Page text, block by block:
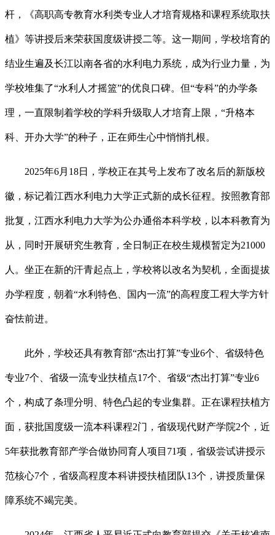
杆，《高职高专教育水利类专业人才培育规格和课程系统取扶
植》等讲授后来荣获国度级讲授二等。这一期间，学校培育的
结业生遍及长江以南各省的水利电力系统，成为行业力量，为
学校堆集了“水利人才摇篮”的优良口碑。但“专科”的办学条
理，一直限制着学校的学科升级取人才培育上限，“升格本
科、开办大学”的种子，正在师生心中悄悄扎根。
2025年6月18日，学校正在其号上发布了改名后的新版校
徽，标记着江西水利电力大学正式新的成长征程。按照教育部
批复，江西水利电力大学为公办通俗本科学校，以本科教育为
从，同时开展研究生教育，全日制正在校生规模暂定为21000
人。坐正在新的汗青起点上，学校将以改名为契机，全面提拔
办学程度，朝着“水利特色、国内一流”的高程度工程大学方针
奋怯前进。
此外，学校还具有教育部“杰出打算”专业6个、省级特色
专业7个、省级一流专业扶植点17个、省级“杰出打算”专业6
个，构成了条理分明、特色凸起的专业集群。正在课程扶植方
面，获批国度级一流本科课程2门，省级现代财产学院2个，近
5年获批教育部产学合做协同育人项目71项，省级尝试讲授示
范核心7个，省级高程度本科讲授扶植团队13个，讲授质量保
障系统不竭完美。